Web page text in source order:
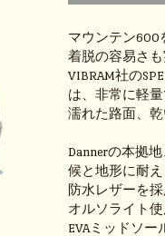
マウンテン
着脱の容易さ
VIBRAM社の
は、非常に軽
濡れた路面、
Dannerの本拠
候と地形に耐
防水レザーを
オルソライト
EVAミッドソ